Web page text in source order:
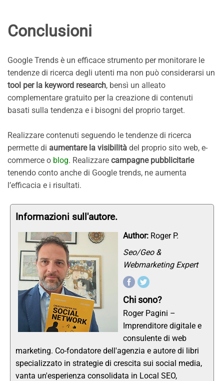
Conclusioni
Google Trends è un efficace strumento per monitorare le
tendenze di ricerca degli utenti ma non può considerarsi un
tool per la keyword research, bensì un alleato
complementare gratuito per la creazione di contenuti
basati sulla tendenza e i bisogni del proprio target.
Realizzare contenuti seguendo le tendenze di ricerca
permette di aumentare la visibilità del proprio sito web, e-
commerce o blog. Realizzare campagne pubblicitarie
tenendo conto anche di Google trends, ne aumenta
l’efficacia e i risultati.
Informazioni sull'autore.
Author: Roger P.
Seo/Geo &
Webmarketing Expert
Chi sono?
Roger Pagini –
Imprenditore digitale e
consulente di web
marketing. Co-fondatore dell'agenzia e autore di libri
specializzato in strategie di crescita sui social media,
vanta un'esperienza consolidata in Local SEO,